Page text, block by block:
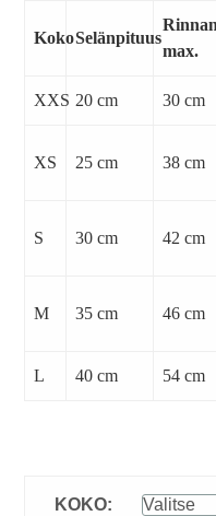
KokoSelänpituus
max.
XXS 20 cm 30 cm
XS 25 cm 38 cm
S 30 cm 42 cm
M 35 cm 46 cm
L 40 cm 54 cm
KOKO: